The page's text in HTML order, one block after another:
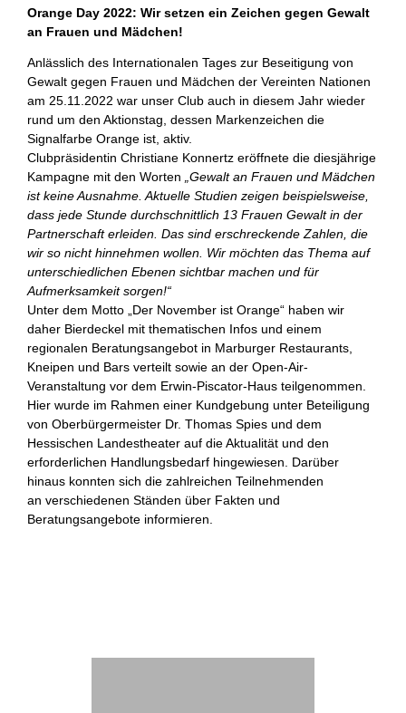
Orange Day 2022: Wir setzen ein Zeichen gegen Gewalt
an Frauen und Mädchen!
Anlässlich des Internationalen Tages zur Beseitigung von
Gewalt gegen Frauen und Mädchen der Vereinten Nationen
am 25.11.2022 war unser Club auch in diesem Jahr wieder
rund um den Aktionstag, dessen Markenzeichen die
Signalfarbe Orange ist, aktiv.
Clubpräsidentin Christiane Konnertz eröffnete die diesjährige
Kampagne mit den Worten
„Gewalt an Frauen und Mädchen
ist keine Ausnahme. Aktuelle Studien zeigen beispielsweise,
dass jede Stunde durchschnittlich 13 Frauen Gewalt in der
Partnerschaft erleiden. Das sind erschreckende Zahlen, die
wir so nicht hinnehmen wollen. Wir möchten das Thema auf
unterschiedlichen Ebenen sichtbar machen und für
Aufmerksamkeit sorgen!“
Unter dem Motto „Der November ist Orange“ haben wir
daher Bierdeckel mit thematischen Infos und einem
regionalen Beratungsangebot in Marburger Restaurants,
Kneipen und Bars verteilt sowie an der Open-Air-
Veranstaltung vor dem Erwin-Piscator-Haus teilgenommen.
Hier wurde im Rahmen einer Kundgebung unter Beteiligung
von Oberbürgermeister Dr. Thomas Spies und dem
Hessischen Landestheater auf die Aktualität und den
erforderlichen Handlungsbedarf hingewiesen. Darüber
hinaus konnten sich die zahlreichen Teilnehmenden
an verschiedenen Ständen über Fakten und
Beratungsangebote informieren.